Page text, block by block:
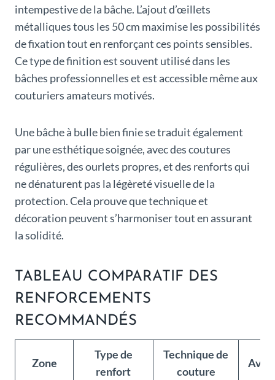
intempestive de la bâche. L’ajout d’œillets
métalliques tous les 50 cm maximise les possibilités
de fixation tout en renforçant ces points sensibles.
Ce type de finition est souvent utilisé dans les
bâches professionnelles et est accessible même aux
couturiers amateurs motivés.
Une bâche à bulle bien finie se traduit également
par une esthétique soignée, avec des coutures
régulières, des ourlets propres, et des renforts qui
ne dénaturent pas la légèreté visuelle de la
protection. Cela prouve que technique et
décoration peuvent s’harmoniser tout en assurant
la solidité.
TABLEAU COMPARATIF DES
RENFORCEMENTS
RECOMMANDÉS
Zone
Type de
renfort
Technique de
couture